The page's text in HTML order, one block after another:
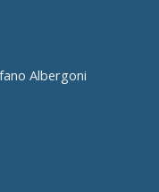
Albergoni